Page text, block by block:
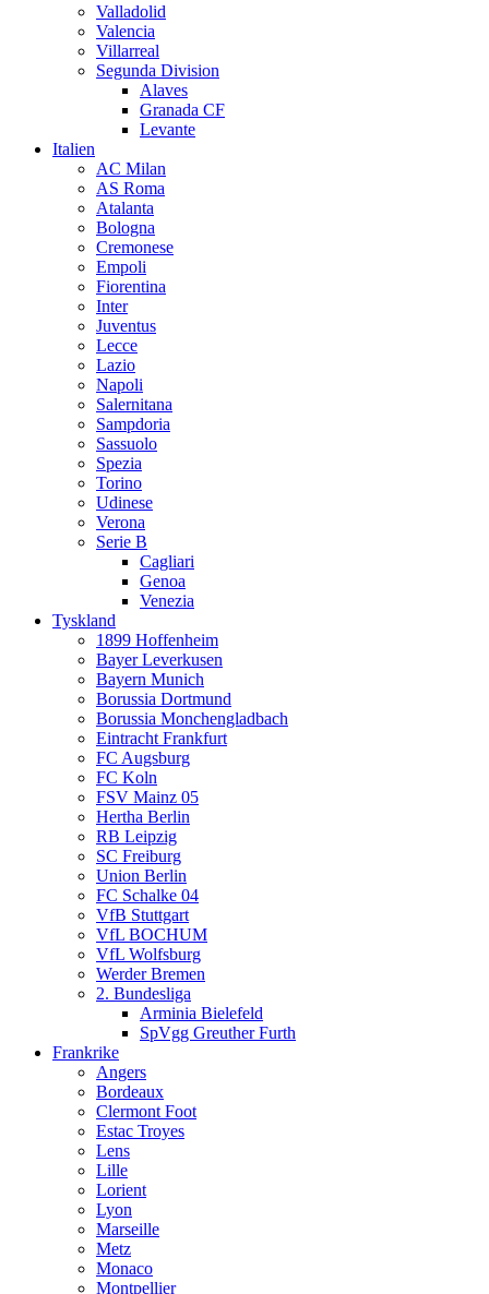
Valladolid
Valencia
Villarreal
Segunda Division
Alaves
Granada CF
Levante
Italien
AC Milan
AS Roma
Atalanta
Bologna
Cremonese
Empoli
Fiorentina
Inter
Juventus
Lecce
Lazio
Napoli
Salernitana
Sampdoria
Sassuolo
Spezia
Torino
Udinese
Verona
Serie B
Cagliari
Genoa
Venezia
Tyskland
1899 Hoffenheim
Bayer Leverkusen
Bayern Munich
Borussia Dortmund
Borussia Monchengladbach
Eintracht Frankfurt
FC Augsburg
FC Koln
FSV Mainz 05
Hertha Berlin
RB Leipzig
SC Freiburg
Union Berlin
FC Schalke 04
VfB Stuttgart
VfL BOCHUM
VfL Wolfsburg
Werder Bremen
2. Bundesliga
Arminia Bielefeld
SpVgg Greuther Furth
Frankrike
Angers
Bordeaux
Clermont Foot
Estac Troyes
Lens
Lille
Lorient
Lyon
Marseille
Metz
Monaco
Montpellier